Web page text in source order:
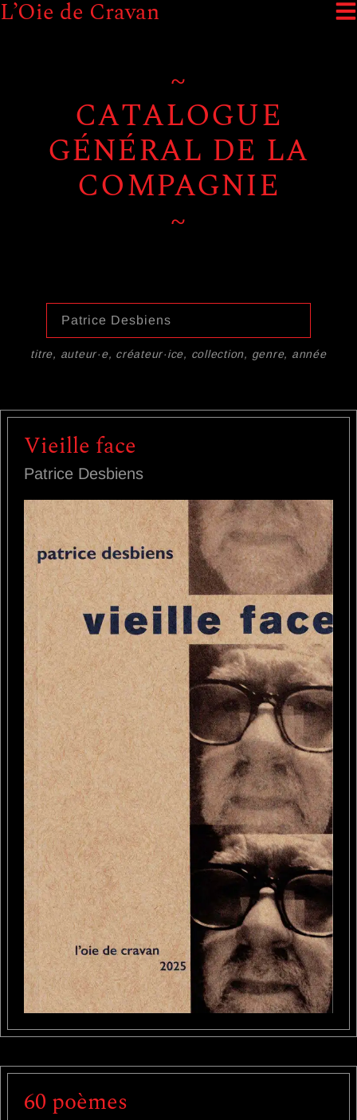
L’Oie de Cravan
~
CATALOGUE
GÉNÉRAL DE LA
COMPAGNIE
~
titre, auteur·e, créateur·ice, collection, genre, année
60 poèmes
Vieille face
Patrice Desbiens